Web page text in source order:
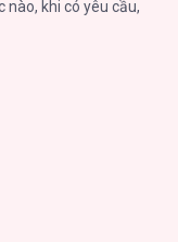
khi có yêu cầu,